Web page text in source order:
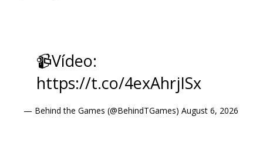
📹Vídeo:
https://t.co/4exAhrjISx
— Behind the Games (@BehindTGames) August 6, 2026